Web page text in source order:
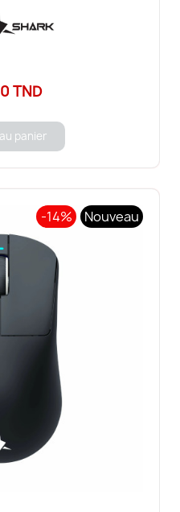
TND
panier
-14% Nouveau